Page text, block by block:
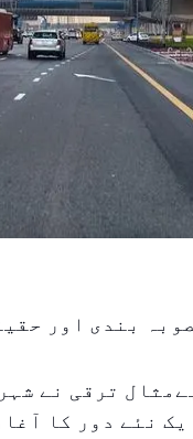
بندی اور
ترقی نے
نئے دور کا